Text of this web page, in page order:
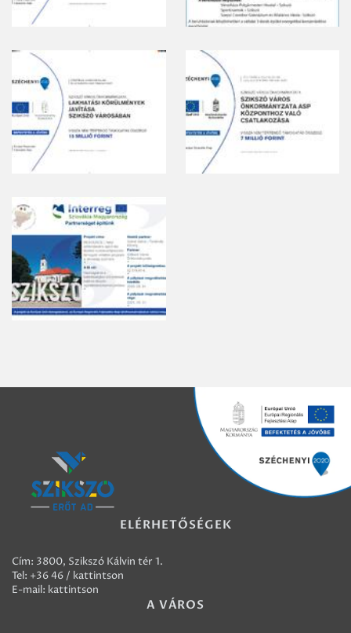
ELÉRHETŐSÉGEK
Cím: 3800, Szikszó Kálvin tér 1.
Tel: +36 46 / kattintson
E-mail: kattintson
A VÁROS